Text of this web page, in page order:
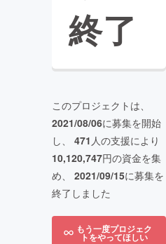
終了
このプロジェクトは、
2021/08/06に募集を開始
し、 471 人の支援により
10,120,747円の資金を集
め、 2021/09/15に募集を
終了しました
もう一度プロジェク
トをやってほしい